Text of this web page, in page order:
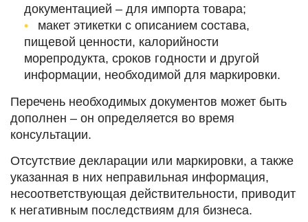
документацией – для импорта товара;
макет этикетки с описанием состава,
пищевой ценности, калорийности
морепродукта, сроков годности и другой
информации, необходимой для маркировки.
Перечень необходимых документов может быть
дополнен – он определяется во время
консультации.
Отсутствие декларации или маркировки, а также
указанная в них неправильная информация,
несоответствующая действительности, приводит
к негативным последствиям для бизнеса.